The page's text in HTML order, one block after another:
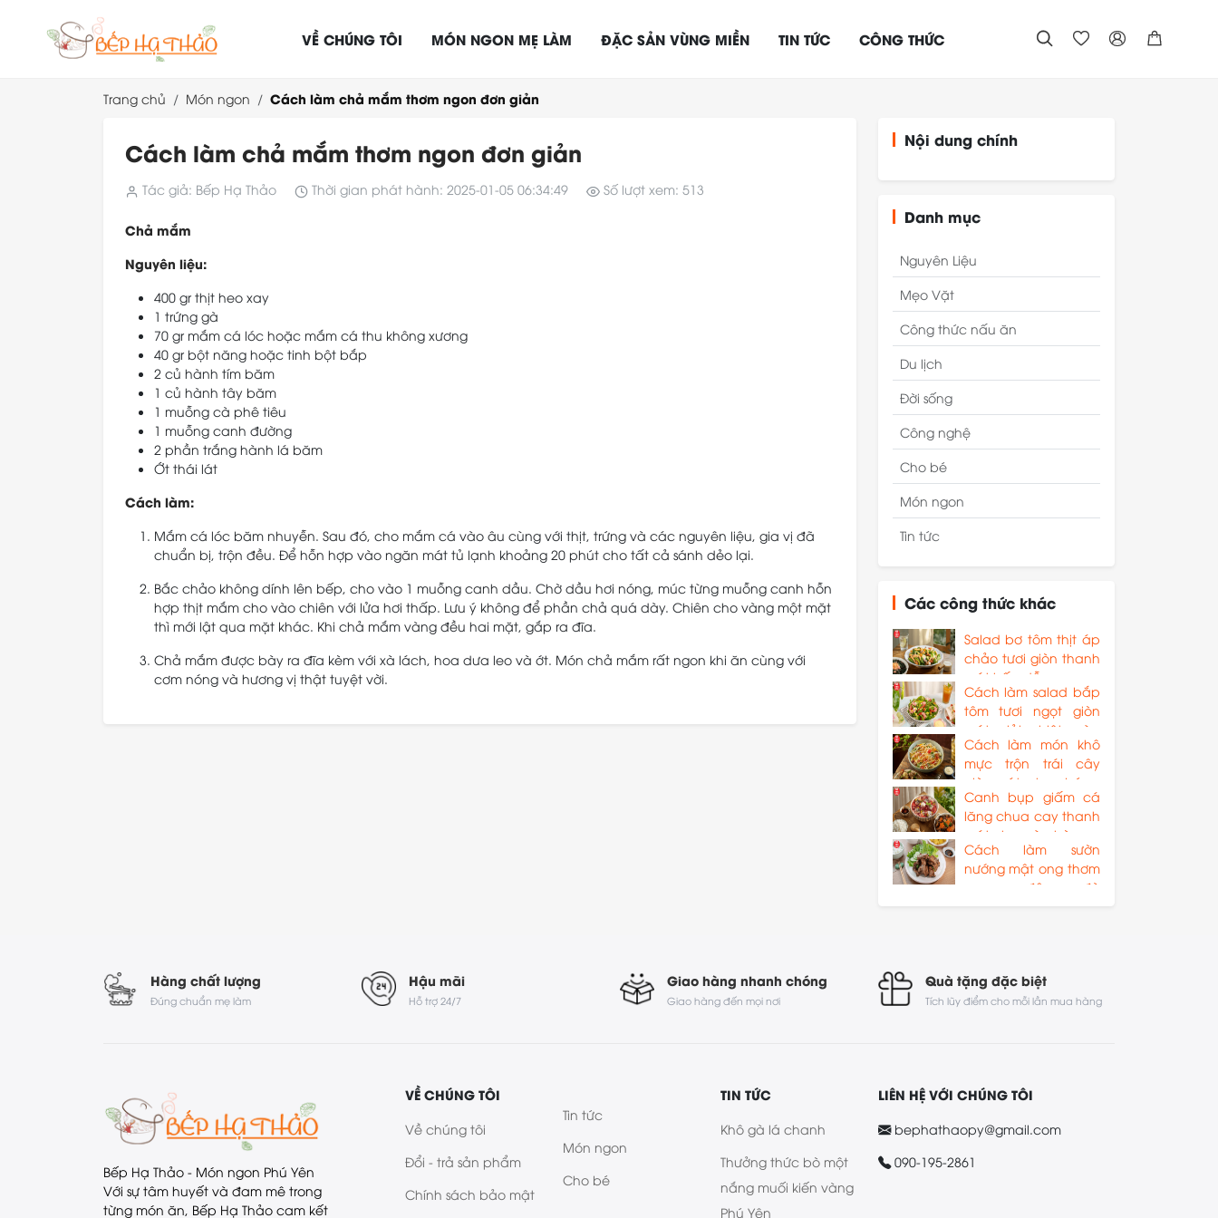
VỀ CHÚNG TÔI MÓN NGON MẸ LÀM ĐẶC SẢN VÙNG MIỀN TIN TỨC CÔNG THỨC    
Trang chủ Món ngon Cách làm chả mắm thơm ngon đơn giản
Cách làm chả mắm thơm ngon đơn giản
Tác giả: Bếp Hạ Thảo Thời gian phát hành: 2025-01-05 06:34:49 Số lượt xem: 513
Chả mắm
Nguyên liệu:
400 gr thịt heo xay
1 trứng gà
70 gr mắm cá lóc hoặc mắm cá thu không xương
40 gr bột năng hoặc tinh bột bắp
2 củ hành tím băm
1 củ hành tây băm
1 muỗng cà phê tiêu
1 muỗng canh đường
2 phần trắng hành lá băm
Ớt thái lát
Cách làm:
Mắm cá lóc băm nhuyễn. Sau đó, cho mắm cá vào âu cùng với thịt, trứng và các nguyên liệu, gia vị đã
chuẩn bị, trộn đều. Để hỗn hợp vào ngăn mát tủ lạnh khoảng 20 phút cho tất cả sánh dẻo lại.
Bắc chảo không dính lên bếp, cho vào 1 muỗng canh dầu. Chờ dầu hơi nóng, múc từng muỗng canh hỗn
hợp thịt mắm cho vào chiên với lửa hơi thấp. Lưu ý không để phần chả quá dày. Chiên cho vàng một mặt
thì mới lật qua mặt khác. Khi chả mắm vàng đều hai mặt, gắp ra đĩa.
Chả mắm được bày ra đĩa kèm với xà lách, hoa dưa leo và ớt. Món chả mắm rất ngon khi ăn cùng với
cơm nóng và hương vị thật tuyệt vời.
Nội dung chính
Danh mục
Nguyên Liệu
Mẹo Vặt
Công thức nấu ăn
Du lịch
Đời sống
Công nghệ
Cho bé
Món ngon
Tin tức
Các công thức khác
Salad bơ tôm thịt áp
chảo tươi giòn thanh
mát hấp dẫn
Cách làm salad bắp
tôm tươi ngọt giòn
mát giải nhiệt mùa
hè
Cách làm món khô
mực trộn trái cây
giòn mát, chua béo
Canh bụp giấm cá
lăng chua cay thanh
mát cho mùa hè
Cách làm sườn
nướng mật ong thơm
ngon, đậm đà
Hàng chất lượng
Đúng chuẩn mẹ làm
Hậu mãi
Hỗ trợ 24/7
Giao hàng nhanh chóng
Giao hàng đến mọi nơi
Quà tặng đặc biệt
Tích lũy điểm cho mỗi lần mua hàng
Bếp Hạ Thảo - Món ngon Phú Yên
Với sự tâm huyết và đam mê trong
từng món ăn, Bếp Hạ Thảo cam kết
VỀ CHÚNG TÔI
Về chúng tôi
Đổi - trả sản phẩm
Chính sách bảo mật
Tin tức
Món ngon
Cho bé
TIN TỨC
Khô gà lá chanh
Thưởng thức bò một
nắng muối kiến vàng
Phú Yên
LIÊN HỆ VỚI CHÚNG TÔI
bephathaopy@gmail.com
090-195-2861